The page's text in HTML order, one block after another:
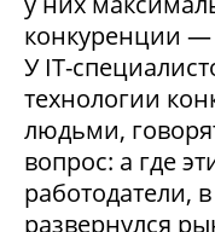
конкуренции
У IT-
технологии
людьми,
вопрос: а где
работодатели,
развернулся